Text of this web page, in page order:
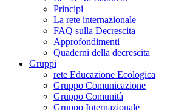
Principi
La rete internazionale
FAQ sulla Decrescita
Approfondimenti
Quaderni della decrescita
Gruppi
rete Educazione Ecologica
Gruppo Comunicazione
Gruppo Comunità
Gruppo Internazionale